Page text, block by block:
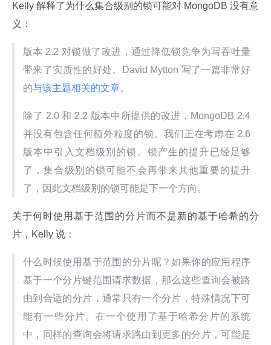
Kelly 解释了为什么集合级别的锁可能对 MongoDB 没有意
义：
版本 2.2 对锁做了改进，通过降低锁竞争为写吞吐量
带来了实质性的好处。David Mytton 写了一篇非常好
的与该主题相关的文章。
除了 2.0 和 2.2 版本中所提供的改进，MongoDB 2.4
并没有包含任何额外粒度的锁。我们正在考虑在 2.6
版本中引入文档级别的锁。锁产生的提升已经足够
了，集合级别的锁可能不会再带来其他重要的提升
了，因此文档级别的锁可能是下一个方向。
关于何时使用基于范围的分片而不是新的基于哈希的分
片，Kelly 说：
什么时候使用基于范围的分片呢？如果你的应用程序
基于一个分片键范围请求数据，那么这些查询会被路
由到合适的分片，通常只有一个分片，特殊情况下可
能有一些分片。在一个使用了基于哈希分片的系统
中，同样的查询会将请求路由到更多的分片，可能是